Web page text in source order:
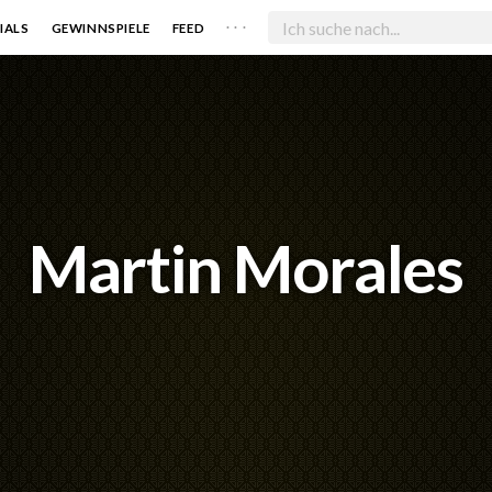
GEWINNSPIELE FEED . . .
Martin Morales